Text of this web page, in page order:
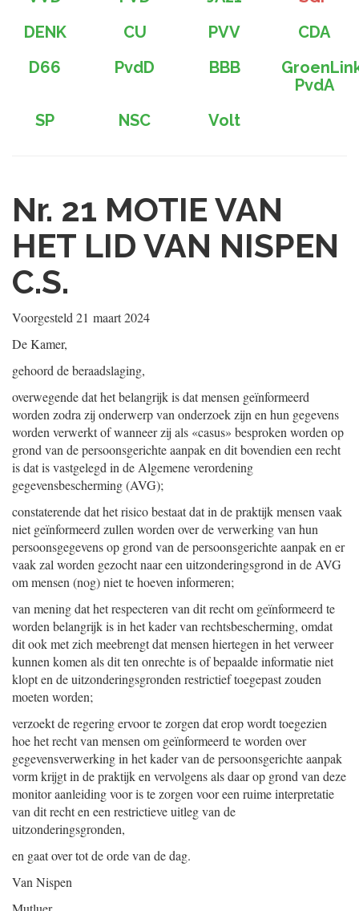
DENK
CU PVV
CDA
D66
PvdD BBB
PvdA
SP
NSC Volt
Nr. 21 MOTIE VAN
HET LID VAN NISPEN
C.S.
Voorgesteld 21 maart 2024
De Kamer,
gehoord de beraadslaging,
overwegende dat het belangrijk is dat mensen geïnformeerd
worden zodra zij onderwerp van onderzoek zijn en hun gegevens
worden verwerkt of wanneer zij als «casus» besproken worden op
grond van de persoonsgerichte aanpak en dit bovendien een recht
is dat is vastgelegd in de Algemene verordening
gegevensbescherming (AVG);
constaterende dat het risico bestaat dat in de praktijk mensen vaak
niet geïnformeerd zullen worden over de verwerking van hun
persoonsgegevens op grond van de persoonsgerichte aanpak en er
vaak zal worden gezocht naar een uitzonderingsgrond in de AVG
om mensen (nog) niet te hoeven informeren;
van mening dat het respecteren van dit recht om geïnformeerd te
worden belangrijk is in het kader van rechtsbescherming, omdat
dit ook met zich meebrengt dat mensen hiertegen in het verweer
kunnen komen als dit ten onrechte is of bepaalde informatie niet
klopt en de uitzonderingsgronden restrictief toegepast zouden
moeten worden;
verzoekt de regering ervoor te zorgen dat erop wordt toegezien
hoe het recht van mensen om geïnformeerd te worden over
gegevensverwerking in het kader van de persoonsgerichte aanpak
vorm krijgt in de praktijk en vervolgens als daar op grond van deze
monitor aanleiding voor is te zorgen voor een ruime interpretatie
van dit recht en een restrictieve uitleg van de
uitzonderingsgronden,
en gaat over tot de orde van de dag.
Van Nispen